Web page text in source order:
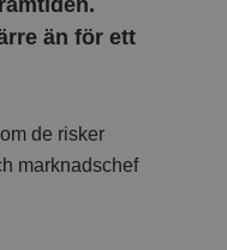
än för ett
de risker
marknadschef